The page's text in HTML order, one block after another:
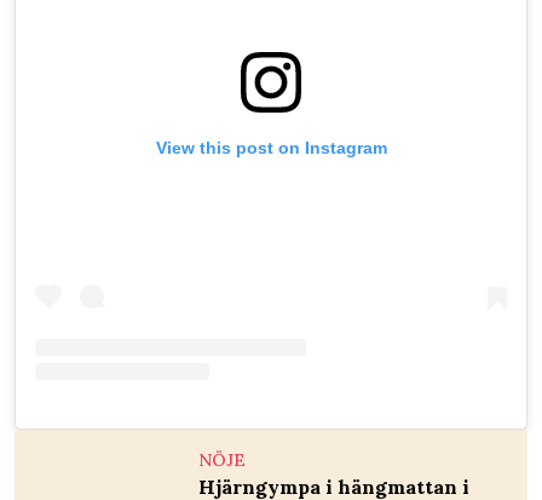
View this post on Instagram
NÖJE
Hjärngympa i hängmattan i